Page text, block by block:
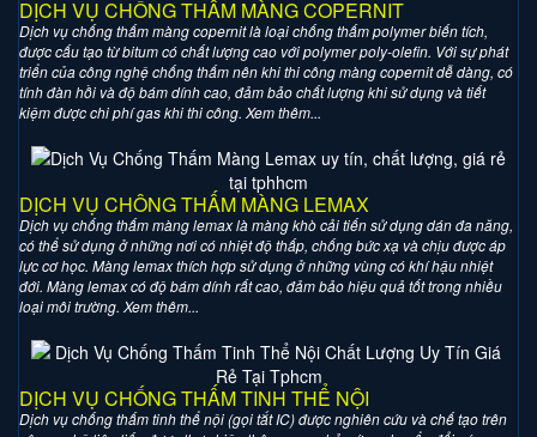
DỊCH VỤ CHỐNG THẤM MÀNG COPERNIT
Dịch vụ chống thấm màng copernit là loại chống thấm polymer biến tích,
được cấu tạo từ bitum có chất lượng cao với polymer poly-olefin. Với sự phát
triển của công nghệ chống thấm nên khi thi công màng copernit dễ dàng, có
tính đàn hồi và độ bám dính cao, đảm bảo chất lượng khi sử dụng và tiết
kiệm được chi phí gas khi thi công. Xem thêm...
DỊCH VỤ CHÔNG THẤM MÀNG LEMAX
Dịch vụ chống thấm màng lemax là màng khò cải tiến sử dụng dán đa năng,
có thể sử dụng ở những nơi có nhiệt độ thấp, chống bức xạ và chịu được áp
lực cơ học. Màng lemax thích hợp sử dụng ở những vùng có khí hậu nhiệt
đới. Màng lemax có độ bám dính rất cao, đảm bảo hiệu quả tốt trong nhiều
loại môi trường. Xem thêm...
DỊCH VỤ CHỐNG THẤM TINH THỂ NỘI
Dịch vụ chống thấm tinh thể nội (gọi tắt IC) được nghiên cứu và chế tạo trên